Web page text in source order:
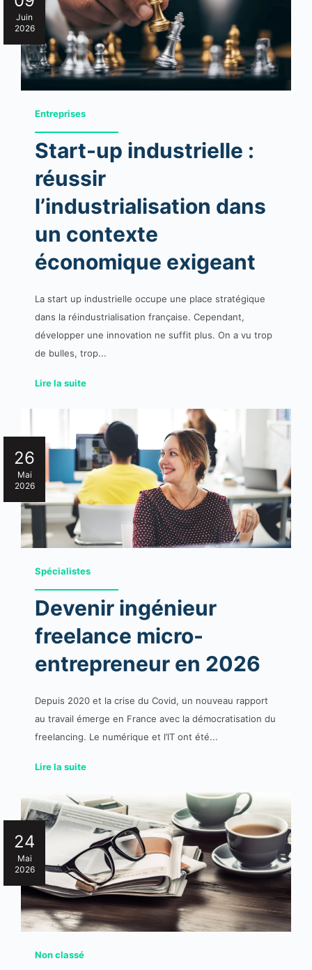
Juin
2026
Entreprises
Start-up industrielle :
réussir
l’industrialisation dans
un contexte
économique exigeant
La start up industrielle occupe une place stratégique
dans la réindustrialisation française. Cependant,
développer une innovation ne suffit plus. On a vu trop
de bulles, trop...
Lire la suite
26
Mai
2026
Spécialistes
Devenir ingénieur
freelance micro-
entrepreneur en 2026
Depuis 2020 et la crise du Covid, un nouveau rapport
au travail émerge en France avec la démocratisation du
freelancing. Le numérique et l’IT ont été...
Lire la suite
24
Mai
2026
Non classé